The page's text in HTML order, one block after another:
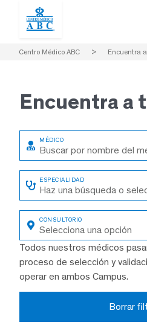
Centro Médico ABC > Encuentra
Encuentra a
Buscar por nombre del
Haz una búsqueda o
Selecciona una opción
Todos nuestros médicos
proceso de selección y
operar en ambos Campus.
Borrar